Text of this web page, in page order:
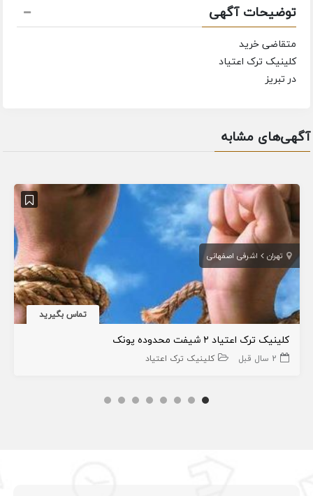
توضیحات آگهی
متقاضی خرید
کلینیک ترک اعتیاد
در تبریز
آگهی‌های مشابه
تهران اشرفی اصفهانی
تماس بگیرید
کلینیک ترک اعتیاد ۲ شیفت محدوده پونک
2 سال قبل کلینیک ترک اعتیاد